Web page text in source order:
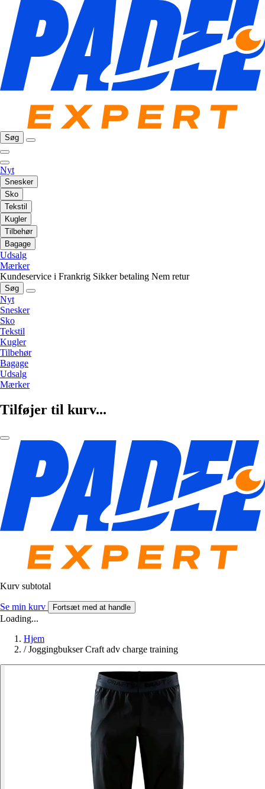
Søg
Nyt
Snesker
Sko
Tekstil
Kugler
Tilbehør
Bagage
Udsalg
Mærker
Kundeservice i Frankrig Sikker betaling Nem retur
Søg
Nyt
Snesker
Sko
Tekstil
Kugler
Tilbehør
Bagage
Udsalg
Mærker
Tilføjer til kurv...
Kurv subtotal
Se min kurv Fortsæt med at handle
Loading...
Hjem
/ Joggingbukser Craft adv charge training